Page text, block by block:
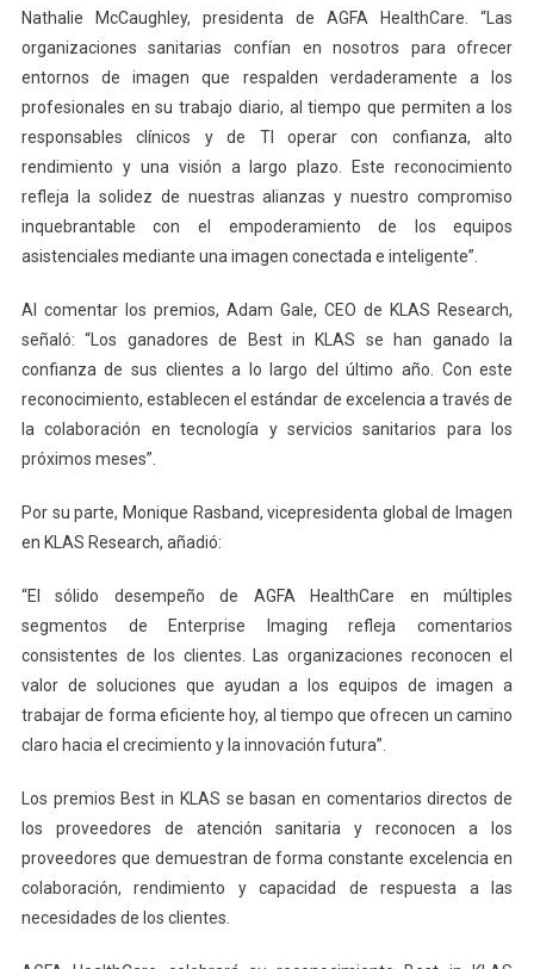
Nathalie McCaughley, presidenta de AGFA HealthCare. “Las
organizaciones sanitarias confían en nosotros para ofrecer
entornos de imagen que respalden verdaderamente a los
profesionales en su trabajo diario, al tiempo que permiten a los
responsables clínicos y de TI operar con confianza, alto
rendimiento y una visión a largo plazo. Este reconocimiento
refleja la solidez de nuestras alianzas y nuestro compromiso
inquebrantable con el empoderamiento de los equipos
asistenciales mediante una imagen conectada e inteligente”.
Al comentar los premios, Adam Gale, CEO de KLAS Research,
señaló: “Los ganadores de Best in KLAS se han ganado la
confianza de sus clientes a lo largo del último año. Con este
reconocimiento, establecen el estándar de excelencia a través de
la colaboración en tecnología y servicios sanitarios para los
próximos meses”.
Por su parte, Monique Rasband, vicepresidenta global de Imagen
en KLAS Research, añadió:
“El sólido desempeño de AGFA HealthCare en múltiples
segmentos de Enterprise Imaging refleja comentarios
consistentes de los clientes. Las organizaciones reconocen el
valor de soluciones que ayudan a los equipos de imagen a
trabajar de forma eficiente hoy, al tiempo que ofrecen un camino
claro hacia el crecimiento y la innovación futura”.
Los premios Best in KLAS se basan en comentarios directos de
los proveedores de atención sanitaria y reconocen a los
proveedores que demuestran de forma constante excelencia en
colaboración, rendimiento y capacidad de respuesta a las
necesidades de los clientes.